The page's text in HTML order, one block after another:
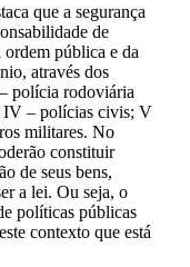
que a segurança
de
ordem pública e da
através dos
polícia rodoviária
IV – polícias civis; V
militares. No
constituir
de seus bens,
a lei. Ou seja, o
políticas públicas
contexto que está